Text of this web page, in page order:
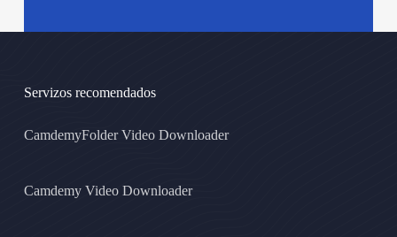
Servizos recomendados
CamdemyFolder Video Downloader
Camdemy Video Downloader